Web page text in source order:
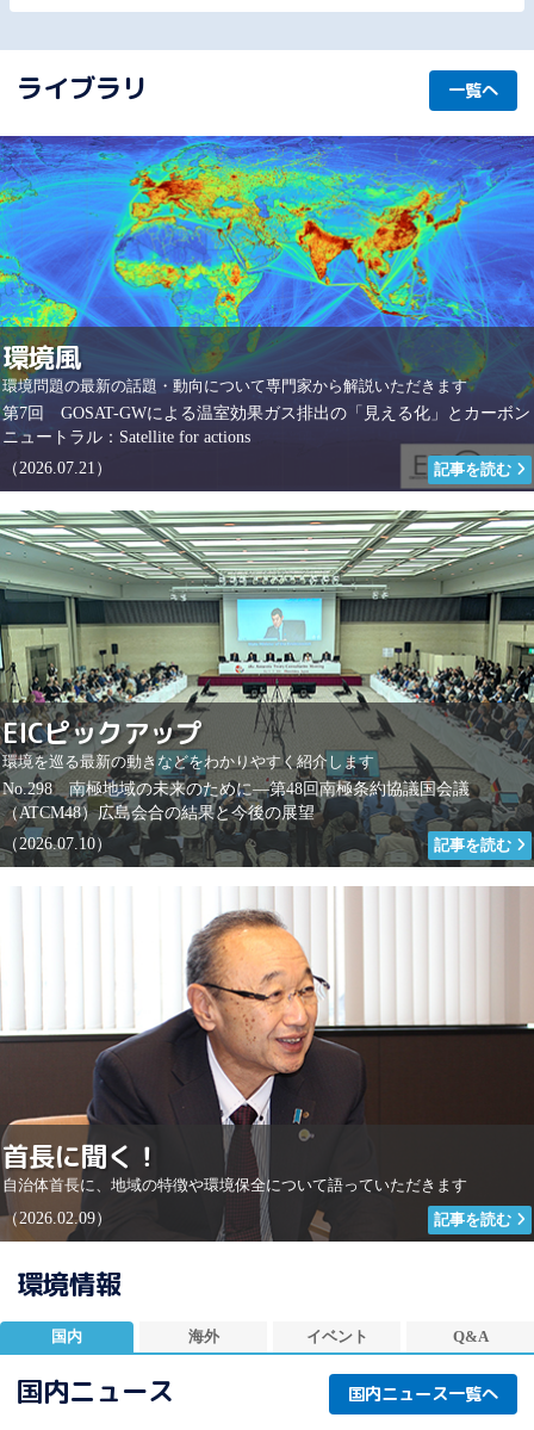
レージパリティの達成に向けた太陽光発電設備等の価格
ライブラリ 一覧へ
環境風
環境問題の最新の話題・動向について専門家から解説いただきます
第7回 GOSAT-GWによる温室効果ガス排出の「見える化」とカーボン
ニュートラル：Satellite for actions
（2026.07.21）
記事を読む
EICピックアップ
環境を巡る最新の動きなどをわかりやすく紹介します
No.298 南極地域の未来のために―第48回南極条約協議国会議
（ATCM48）広島会合の結果と今後の展望
首長に聞く！
自治体首長に、地域の特徴や環境保全について語っていただきます
（2026.02.09）
環境情報
国内 イベント Q&A